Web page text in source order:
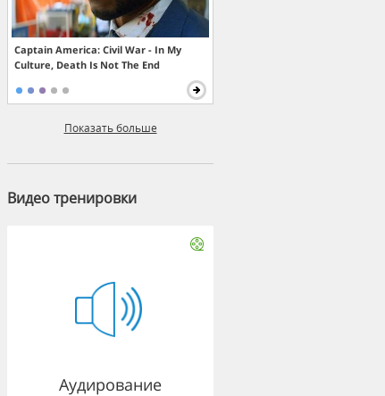
Captain America: Civil War - In My
Culture, Death Is Not The End
Показать больше
Видео тренировки
Аудирование